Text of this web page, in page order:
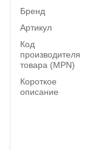
Бренд
Артикул
Код
производителя
товара (MPN)
Короткое
описание